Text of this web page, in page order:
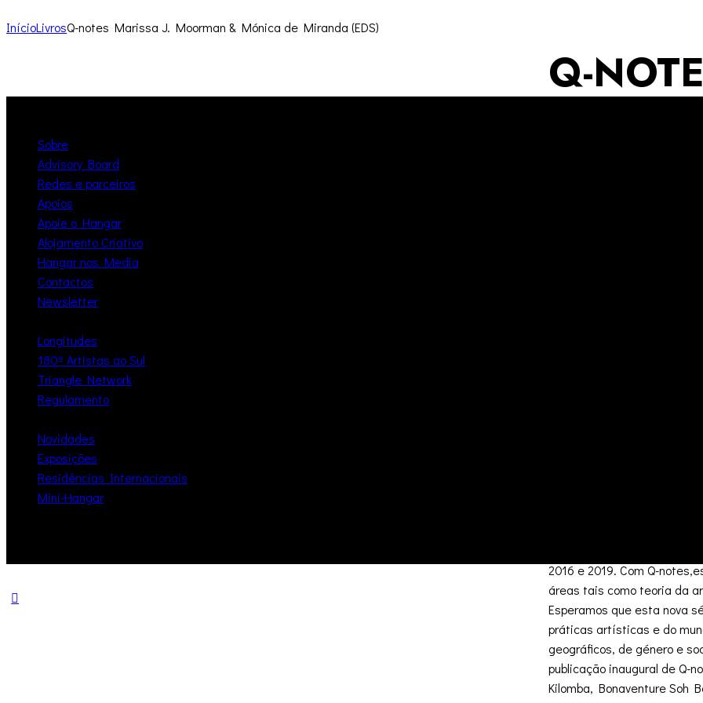
InícioLivrosQ-notes Marissa J. Moorman & Mónica de Miranda (EDS)
Q-
2016 e 2019. Com Q-
áreas tais como teoria da
Esperamos que esta nova
práticas artísticas e do
geográficos, de género e
publicação inaugural de Q-
Kilomba, Bonaventure Soh
Sobre
Advisory Board
Redes e parceiros
Apoios
Apoie o Hangar
Alojamento Criativo
Hangar nos Media
Contactos
Newsletter
Longitudes
180º Artistas ao Sul
Triangle Network
Regulamento
Novidades
Exposições
Residências Internacionais
Mini-Hangar